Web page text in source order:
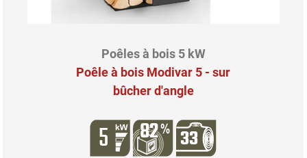
Poêles à bois 5 kW
Poêle à bois Modivar 5 - sur
bûcher d'angle